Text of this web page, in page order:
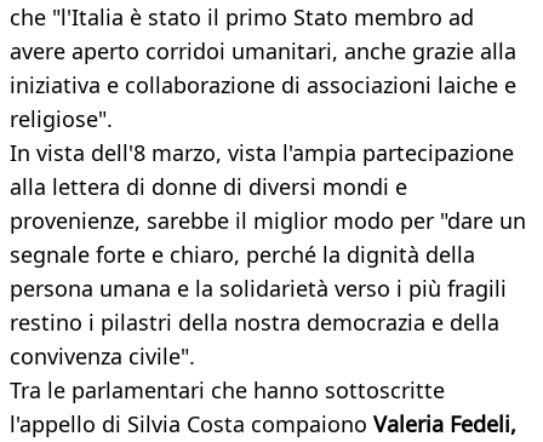
che "l'Italia è stato il primo Stato membro ad
avere aperto corridoi umanitari, anche grazie alla
iniziativa e collaborazione di associazioni laiche e
religiose".
In vista dell'8 marzo, vista l'ampia partecipazione
alla lettera di donne di diversi mondi e
provenienze, sarebbe il miglior modo per "dare un
segnale forte e chiaro, perché la dignità della
persona umana e la solidarietà verso i più fragili
restino i pilastri della nostra democrazia e della
convivenza civile".
Tra le parlamentari che hanno sottoscritte
l'appello di Silvia Costa compaiono Valeria Fedeli,